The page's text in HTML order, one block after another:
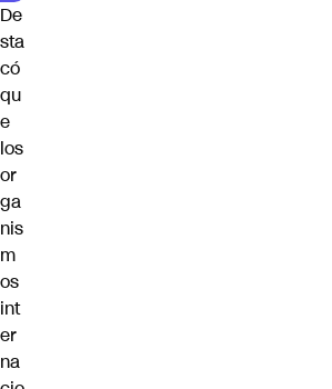
De
sta
có
qu
e
los
or
ga
nis
m
os
int
er
na